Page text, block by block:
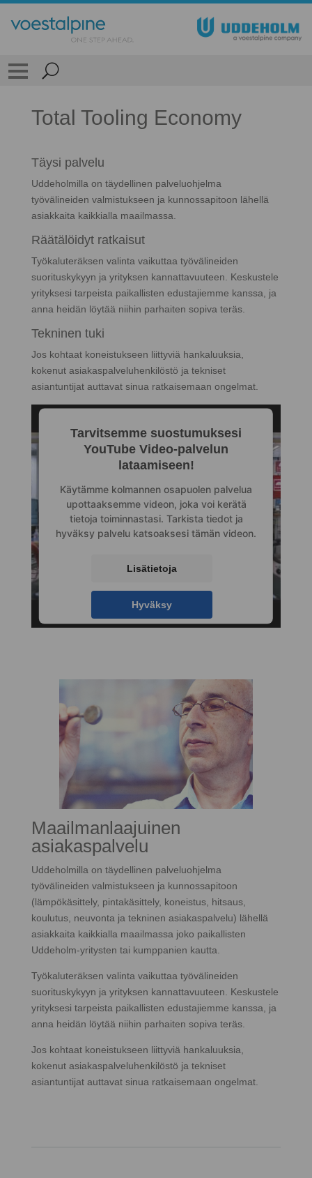
Total Tooling Economy
Täysi palvelu
Uddeholmilla on täydellinen palveluohjelma
työvälineiden valmistukseen ja kunnossapitoon lähellä
asiakkaita kaikkialla maailmassa.
Räätälöidyt ratkaisut
Työkaluteräksen valinta vaikuttaa työvälineiden
suorituskykyyn ja yrityksen kannattavuuteen. Keskustele
yrityksesi tarpeista paikallisten edustajiemme kanssa, ja
anna heidän löytää niihin parhaiten sopiva teräs.
Tekninen tuki
Jos kohtaat koneistukseen liittyviä hankaluuksia,
kokenut asiakaspalveluhenkilöstö ja tekniset
asiantuntijat auttavat sinua ratkaisemaan ongelmat.
Tarvitsemme suostumuksesi
YouTube Video-palvelun
lataamiseen!
Käytämme kolmannen osapuolen palvelua
upottaaksemme videon, joka voi kerätä
tietoja toiminnastasi. Tarkista tiedot ja
hyväksy palvelu katsoaksesi tämän videon.
Lisätietoja
Hyväksy
Maailmanlaajuinen
asiakaspalvelu
Uddeholmilla on täydellinen palveluohjelma
työvälineiden valmistukseen ja kunnossapitoon
(lämpökäsittely, pintakäsittely, koneistus, hitsaus,
koulutus, neuvonta ja tekninen asiakaspalvelu) lähellä
asiakkaita kaikkialla maailmassa joko paikallisten
Uddeholm-yritysten tai kumppanien kautta.
Työkaluteräksen valinta vaikuttaa työvälineiden
suorituskykyyn ja yrityksen kannattavuuteen. Keskustele
yrityksesi tarpeista paikallisten edustajiemme kanssa, ja
anna heidän löytää niihin parhaiten sopiva teräs.
Jos kohtaat koneistukseen liittyviä hankaluuksia,
kokenut asiakaspalveluhenkilöstö ja tekniset
asiantuntijat auttavat sinua ratkaisemaan ongelmat.